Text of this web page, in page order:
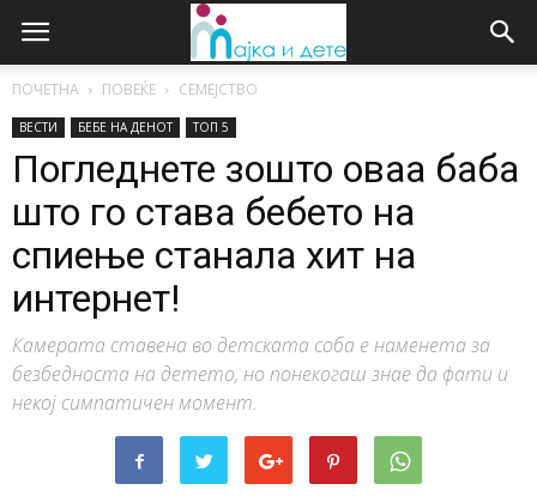
ПОЧЕТНА ПОВЕЌЕ СЕМЕЈСТВО
ВЕСТИ БЕБЕ НА ДЕНОТ ТОП 5
Погледнете зошто оваа баба
што го става бебето на
спиење станала хит на
интернет!
Камерата ставена во детската соба е наменета за
безбедноста на детето, но понекогаш знае да фати и
некој симпатичен момент.